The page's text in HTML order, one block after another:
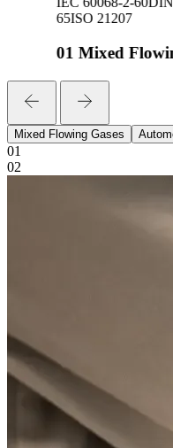
65ISO 21207
01 Mixed
Mixed Flowing Gases
01
02